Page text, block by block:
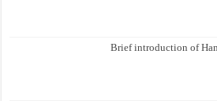
Brief introduction of